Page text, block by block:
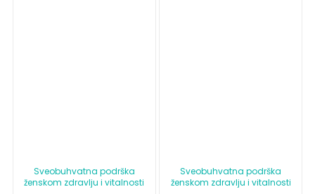
Sveobuhvatna podrška
ženskom zdravlju i vitalnosti
Sveobuhvatna podrška
ženskom zdravlju i vitalnosti